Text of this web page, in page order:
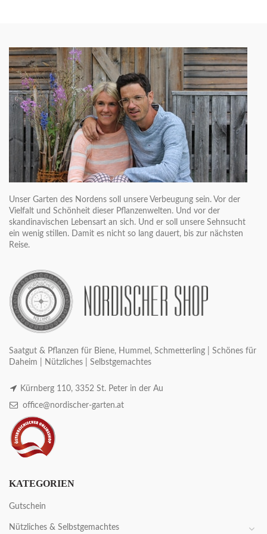
Unser Garten des Nordens soll unsere Verbeugung sein. Vor der
Vielfalt und Schönheit dieser Pflanzenwelten. Und vor der
skandinavischen Lebensart an sich. Und er soll unsere Sehnsucht
ein wenig stillen. Damit es nicht so lang dauert, bis zur nächsten
Reise.
Saatgut & Pflanzen für Biene, Hummel, Schmetterling | Schönes für
Daheim | Nützliches | Selbstgemachtes
Kürnberg 110, 3352 St. Peter in der Au
office@nordischer-garten.at
KATEGORIEN
Gutschein
Nützliches & Selbstgemachtes